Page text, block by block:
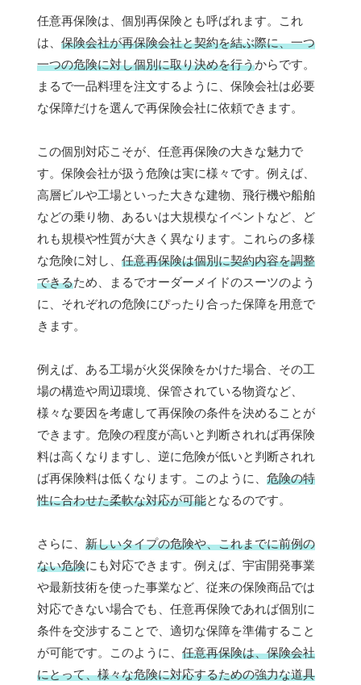
任意再保険は、個別再保険とも呼ばれます。これ
は、 保険会社が再保険会社と契約を結ぶ際に、一つ
一つの危険に対し個別に取り決めを行うからです。
まるで一品料理を注文するように、保険会社は必要
な保障だけを選んで再保険会社に依頼できます。
この個別対応こそが、任意再保険の大きな魅力で
す。保険会社が扱う危険は実に様々です。例えば、
高層ビルや工場といった大きな建物、飛行機や船舶
などの乗り物、あるいは大規模なイベントなど、ど
れも規模や性質が大きく異なります。これらの多様
な危険に対し、 任意再保険は個別に契約内容を調整
できるため、まるでオーダーメイドのスーツのよう
に、それぞれの危険にぴったり合った保障を用意で
きます。
例えば、ある工場が火災保険をかけた場合、その工
場の構造や周辺環境、保管されている物資など、
様々な要因を考慮して再保険の条件を決めることが
できます。危険の程度が高いと判断されれば再保険
料は高くなりますし、逆に危険が低いと判断されれ
ば再保険料は低くなります。このように、 危険の特
性に合わせた柔軟な対応が可能となるのです。
さらに、 新しいタイプの危険や、これまでに前例の
ない危険にも対応できます。例えば、宇宙開発事業
や最新技術を使った事業など、従来の保険商品では
対応できない場合でも、任意再保険であれば個別に
条件を交渉することで、適切な保障を準備すること
が可能です。このように、 任意再保険は、保険会社
にとって、様々な危険に対応するための強力な道具